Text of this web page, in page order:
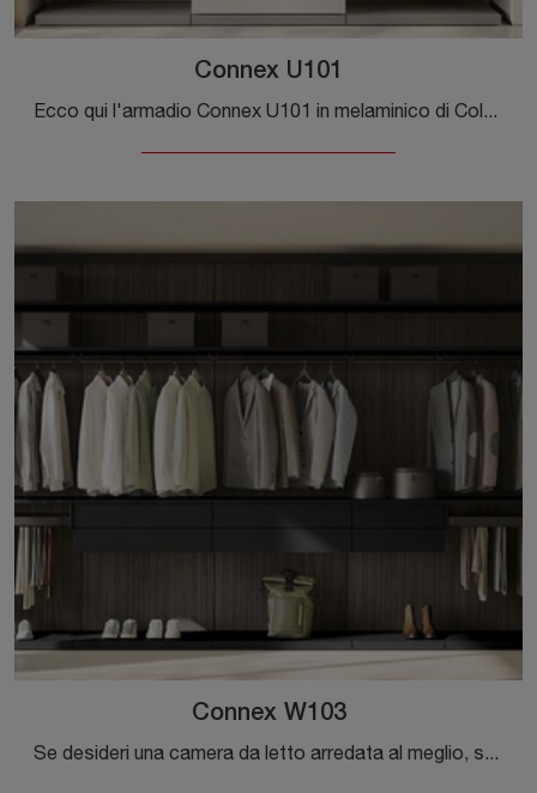
Connex U101
Ecco qui l'armadio Connex U101 in melaminico di Colombini Casa! Un ricco catalogo di armadi cabine armadio con ante scorrevoli.
Connex W103
Se desideri una camera da letto arredata al meglio, scegli l'armadio Connex W103 con ante scorrevoli di Colombini Casa!